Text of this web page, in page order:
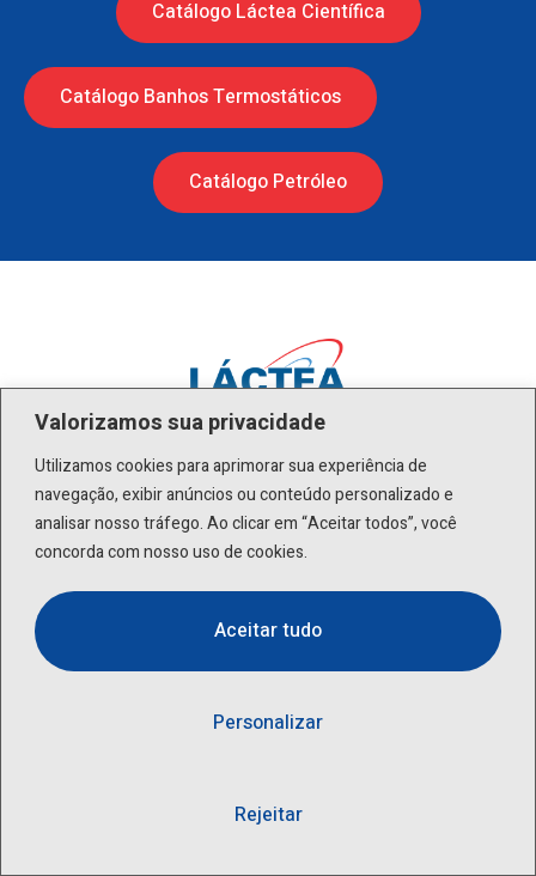
Valorizamos sua privacidade
Utilizamos cookies para aprimorar sua experiência de
navegação, exibir anúncios ou conteúdo personalizado e
analisar nosso tráfego. Ao clicar em “Aceitar todos”, você
concorda com nosso uso de cookies.
Personalizar
Rejeitar
Aceitar tudo
Catálogo Láctea Científica
Catálogo Banhos Termostáticos
Catálogo Petróleo
Páginas
A empresa